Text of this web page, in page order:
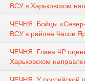
ВСУ в Харьковском
ЧЕЧНЯ. Бойцы
ВСУ в районе Часов
ЧЕЧНЯ. Глава ЧР
Харьковском
ЧЕЧНЯ. У российской